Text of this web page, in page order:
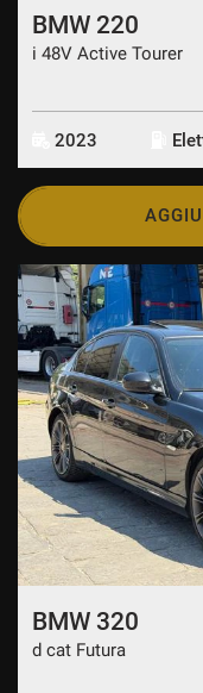
BMW 220
i 48V Active Tourer
2023
BMW 320
d cat Futura